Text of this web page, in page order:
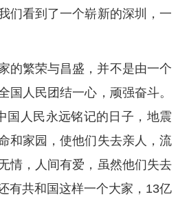
们看到了一个崭新的深圳，一
的繁荣与昌盛，并不是由一个
国人民团结一心，顽强奋斗。
国人民永远铭记的日子，地震
和家园，使他们失去亲人，流
情，人间有爱，虽然他们失去
有共和国这样一个大家，13亿